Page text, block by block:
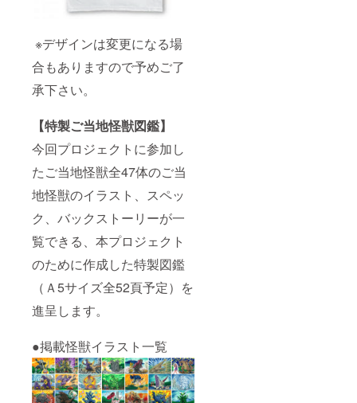
※デザインは変更になる場
合もありますので予めご了
承下さい。
【特製ご当地怪獣図鑑】
今回プロジェクトに参加し
たご当地怪獣全47体のご当
地怪獣のイラスト、スペッ
ク、バックストーリーが一
覧できる、本プロジェクト
のために作成した特製図鑑
（Ａ5サイズ全52頁予定）を
進呈します。
●掲載怪獣イラスト一覧